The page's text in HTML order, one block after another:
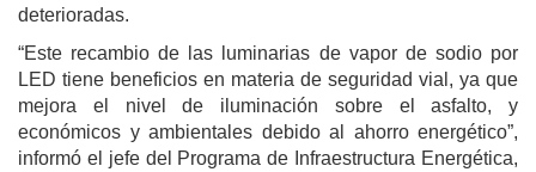
deterioradas.
“Este recambio de las luminarias de vapor de sodio por
LED tiene beneficios en materia de seguridad vial, ya que
mejora el nivel de iluminación sobre el asfalto, y
económicos y ambientales debido al ahorro energético”,
informó el jefe del Programa de Infraestructura Energética,